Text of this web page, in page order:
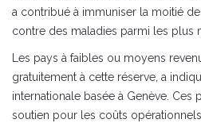
a contribué à immuniser la moitié
contre des maladies parmi les plus
Les pays à faibles ou moyens
gratuitement à cette réserve, a
internationale basée à Genève. Ces
soutien pour les coûts opérationnels